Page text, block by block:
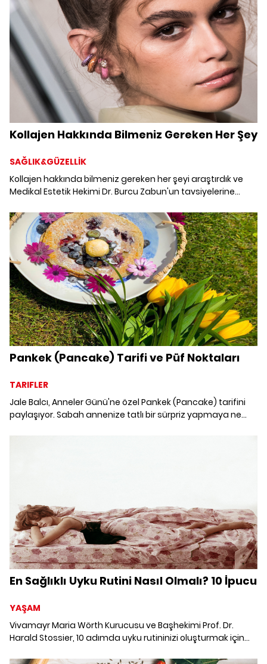
Kollajen Hakkında Bilmeniz Gereken Her Şey
SAĞLIK&GÜZELLİK
Kollajen hakkında bilmeniz gereken her şeyi araştırdık ve
Medikal Estetik Hekimi Dr. Burcu Zabun'un tavsiyelerine
Pankek (Pancake) Tarifi ve Püf Noktaları
TARIFLER
Jale Balcı, Anneler Günü'ne özel Pankek (Pancake) tarifini
paylaşıyor. Sabah annenize tatlı bir sürpriz yapmaya ne
Pankek (Pancake) Tarifi.
En Sağlıklı Uyku Rutini Nasıl Olmalı? 10 İpucu
YAŞAM
Vivamayr Maria Wörth Kurucusu ve Başhekimi Prof. Dr.
Harald Stossier, 10 adımda uyku rutininizi oluşturmak için